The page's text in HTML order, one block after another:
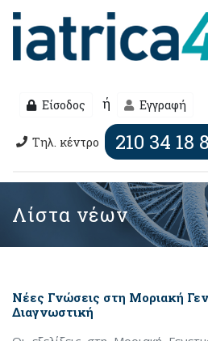
Είσοδος ή Εγγραφή
Τηλ. κέντρο 210 34 18
Λίστα νέων
Νέες Γνώσεις στη Μοριακή
Διαγνωστική